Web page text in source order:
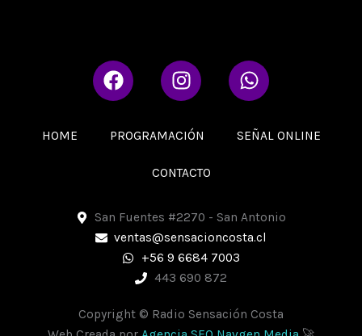
F
a
e
k
I
n
t
g
a
m
W
h
t
p
HOME PROGRAMACIÓN SEÑAL ONLINE
CONTACTO
San Fuentes #2270 - San Antonio
ventas@sensacioncosta.cl
+56 9 6684 7003
443 690 872
Copyright © Radio Sensación Costa